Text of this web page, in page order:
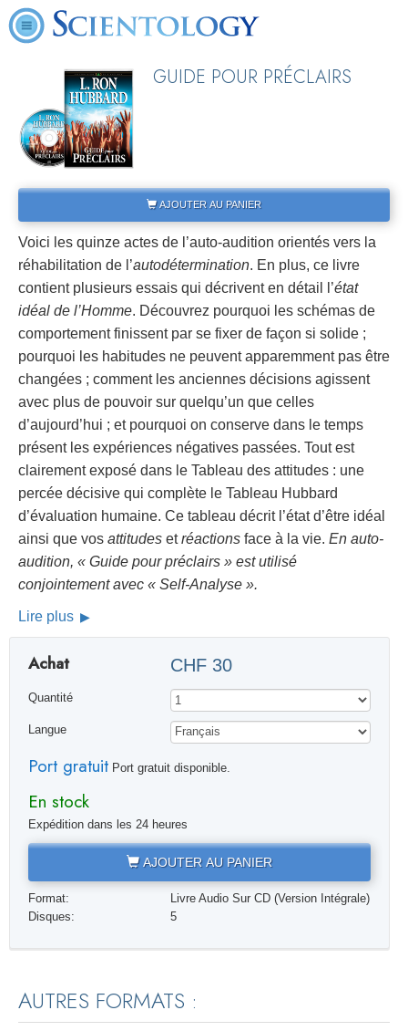
GUIDE POUR PRÉCLAIRS
AJOUTER AU PANIER
Voici les quinze actes de l’auto-audition orientés vers la
réhabilitation de l’autodétermination. En plus, ce livre
contient plusieurs essais qui décrivent en détail l’état
idéal de l’Homme. Découvrez pourquoi les schémas de
comportement finissent par se fixer de façon si solide ;
pourquoi les habitudes ne peuvent apparemment pas être
changées ; comment les anciennes décisions agissent
avec plus de pouvoir sur quelqu’un que celles
d’aujourd’hui ; et pourquoi on conserve dans le temps
présent les expériences négatives passées. Tout est
clairement exposé dans le Tableau des attitudes : une
percée décisive qui complète le Tableau Hubbard
d’évaluation humaine. Ce tableau décrit l’état d’être idéal
ainsi que vos attitudes etréactions face à la vie. En auto-
audition, « Guide pour préclairs » est utilisé
conjointement avec « Self-Analyse ».
Lire plus
Achat CHF 30
Quantité
Langue
Port gratuitPort gratuit disponible.
En stock
Expédition dans les 24 heures
AJOUTER AU PANIER
Format:
Livre Audio Sur CD (Version Intégrale)
Disques:
5
AUTRES FORMATS :